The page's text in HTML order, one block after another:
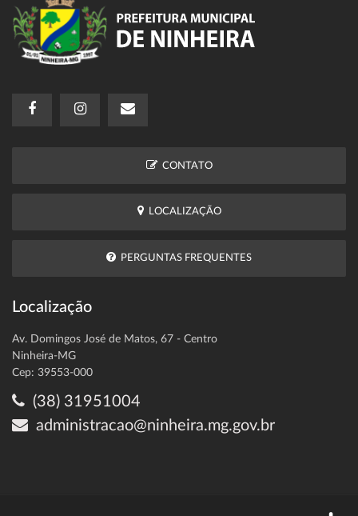
CONTATO
LOCALIZAÇÃO
PERGUNTAS FREQUENTES
Localização
Av. Domingos José de Matos, 67 - Centro
Ninheira-MG
Cep: 39553-000
(38) 31951004
administracao@ninheira.mg.gov.br